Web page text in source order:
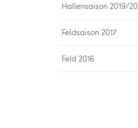
Hallensaison 2019/20
Feldsaison 2017
Feld 2016